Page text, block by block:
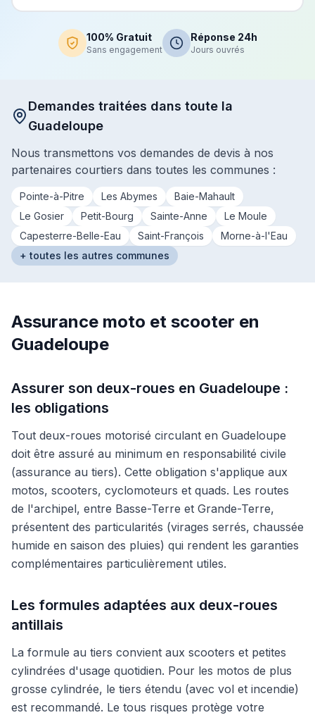
100% Gratuit
Sans engagement
Réponse 24h
Jours ouvrés
Demandes traitées dans toute la
Guadeloupe
Nous transmettons vos demandes de devis à nos
partenaires courtiers dans toutes les communes :
Pointe-à-Pitre Les Abymes
Baie-Mahault
Le Gosier
Petit-Bourg Sainte-Anne
Le Moule
Capesterre-Belle-Eau
Saint-François
Morne-à-l'Eau
+ toutes les autres communes
Assurance moto et scooter en
Guadeloupe
Assurer son deux-roues en Guadeloupe :
les obligations
Tout deux-roues motorisé circulant en Guadeloupe
doit être assuré au minimum en responsabilité civile
(assurance au tiers). Cette obligation s'applique aux
motos, scooters, cyclomoteurs et quads. Les routes
de l'archipel, entre Basse-Terre et Grande-Terre,
présentent des particularités (virages serrés, chaussée
humide en saison des pluies) qui rendent les garanties
complémentaires particulièrement utiles.
Les formules adaptées aux deux-roues
antillais
La formule au tiers convient aux scooters et petites
cylindrées d'usage quotidien. Pour les motos de plus
grosse cylindrée, le tiers étendu (avec vol et incendie)
est recommandé. Le tous risques protège votre